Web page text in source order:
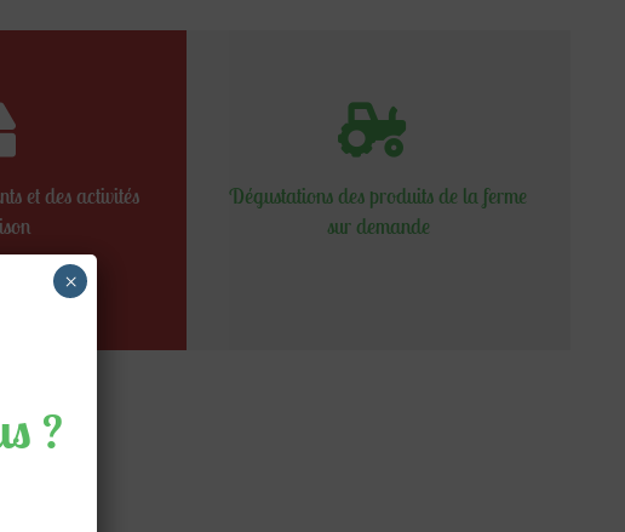
et des activités
Dégustations des produits de la ferme
sur demande
?
×